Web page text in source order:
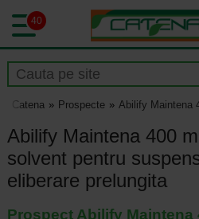
40
Catena Prospecte Abilify Maintena
Abilify Maintena 400
solvent pentru
eliberare prelungita
Prospect Abilify Maintena